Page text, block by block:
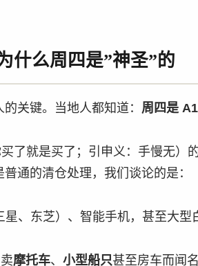
什么周四是”神圣”的
关键。当地人都知道： 周四是
了就是买了；引申义：手慢无）
通的清仓处理，我们谈论的是：
星、东芝）、智能手机，甚至大型
摩托车、 小型船只甚至房车而闻